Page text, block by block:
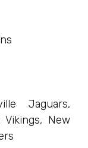
Jaguars,
Vikings, New